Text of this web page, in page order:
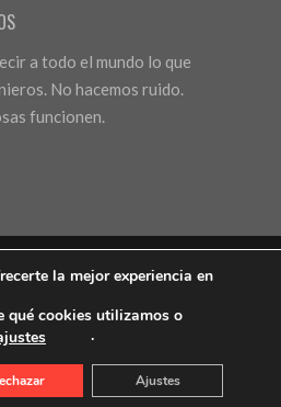
a todo el mundo lo que
No hacemos ruido.
funcionen.
datos Política de cookies
Digital Signage
la mejor experiencia en
qué cookies utilizamos o
.
Ajustes